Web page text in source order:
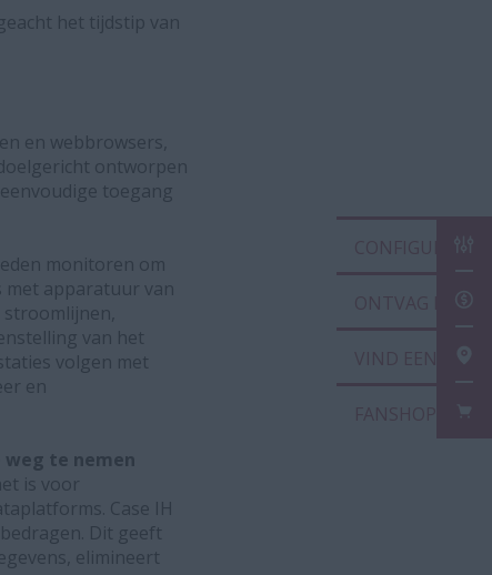
het tijdstip van
en webbrowsers,
ontworpen
toegang
monitoren om
met apparatuur van
van het
volgen met
en
te nemen
is voor
Case IH
Dit geeft
elimineert